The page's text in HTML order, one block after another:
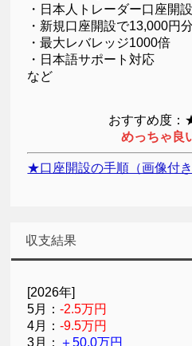
・日本人トレーダー口座開
・新規口座開設で13,000円
・最大レバレッジ1000倍
・日本語サポート対応
など
おすすめ度
めっちゃ良
★口座開設の手順（画像付
収支結果
[2026年]
5月：-2.5万円
4月：-9.5万円
3月： ＋50.0万円